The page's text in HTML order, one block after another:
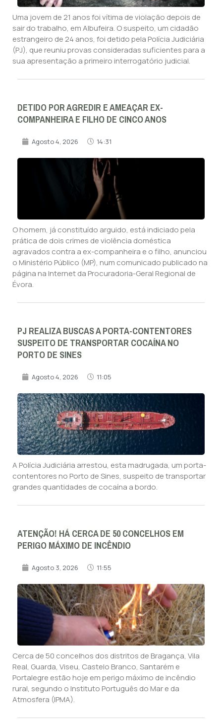
Uma jovem de 21 anos foi vítima de violação depois de
sair do trabalho, em Albufeira. O suspeito, um cidadão
estrangeiro de 24 anos, foi detido pela Polícia Judiciária
(PJ), que reuniu provas consideradas suficientes para a
sua apresentação a primeiro interrogatório judicial.
DETIDO POR AGREDIR E AMEAÇAR EX-
COMPANHEIRA E FILHO DE CINCO ANOS
Agosto 4, 2026 14:31
O homem, já constituído arguido, está indiciado pela
prática de dois crimes de violência doméstica
agravados contra a ex-companheira e o filho, anunciou
o Ministério Público (MP), num comunicado publicado na
página na Internet da Procuradoria-Geral Regional de
Évora.
PJ REALIZA BUSCAS A PORTA-CONTENTORES
SUSPEITO DE TRANSPORTAR COCAÍNA NO
PORTO DE SINES
Agosto 4, 2026 11:05
A Polícia Judiciária arrestou, esta madrugada, um porta-
contentores no Porto de Sines, suspeito de transportar
grandes quantidades de cocaína a bordo.
ATENÇÃO! HÁ CERCA DE 50 CONCELHOS EM
PERIGO MÁXIMO DE INCÊNDIO
Agosto 3, 2026 11:55
Cerca de 50 concelhos dos distritos de Bragança, Vila
Real, Guarda, Viseu, Castelo Branco, Santarém e
Portalegre estão hoje em perigo máximo de incêndio
rural, segundo o Instituto Português do Mar e da
Atmosfera (IPMA).